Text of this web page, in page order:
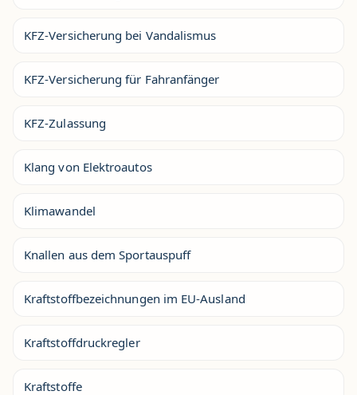
KFZ-Versicherung bei Vandalismus
KFZ-Versicherung für Fahranfänger
KFZ-Zulassung
Klang von Elektroautos
Klimawandel
Knallen aus dem Sportauspuff
Kraftstoffbezeichnungen im EU-Ausland
Kraftstoffdruckregler
Kraftstoffe